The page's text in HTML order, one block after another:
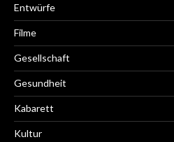
Entwürfe
Filme
Gesellschaft
Gesundheit
Kabarett
Kultur